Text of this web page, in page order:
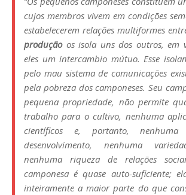
cujos membros vivem em condições
estabelecerem relações multiformes
produçãoos isola uns dos outros, em
eles um intercambio mútuo. Esse
pelo mau sistema de comunicações
pela pobreza dos camponeses. Seu
pequena propriedade, não permite
trabalho para o cultivo, nenhuma
científicos e, portanto, nenhuma
desenvolvimento, nenhuma
nenhuma riqueza de relações
camponesa é quase auto-suficiente;
inteiramente a maior parte do que